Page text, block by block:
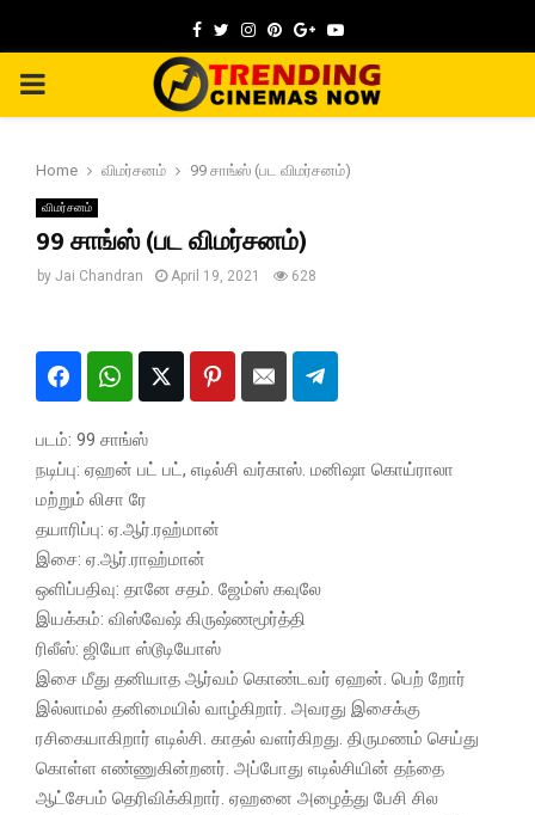
Facebook
TwitterInstagram
Pinterest
GoogleYoutube
PRIMARY
Home விமர்சனம் 99 சாங்ஸ் (பட விமர்சனம்)
விமர்சனம்
99 சாங்ஸ் (பட விமர்சனம்)
by Jai Chandran April 19, 2021 628
படம்: 99 சாங்ஸ்
நடிப்பு: ஏஹன் பட் பட், எடில்சி வர்காஸ். மனிஷா கொய்ராலா
மற்றும் லிசா ரே
தயாரிப்பு: ஏ.ஆர்.ரஹ்மான்
இசை: ஏ.ஆர்.ராஹ்மான்
ஒளிப்பதிவு: தானே சதம். ஜேம்ஸ் கவுலே
இயக்கம்: விஸ்வேஷ் கிருஷ்ணமூர்த்தி
ரிலீஸ்: ஜியோ ஸ்டூடியோஸ்
இசை மீது தனியாத ஆர்வம் கொண்டவர் ஏஹன். பெற் றோர்
இல்லாமல் தனிமையில் வாழ்கிறார். அவரது இசைக்கு
ரசிகையாகிறார் எடில்சி. காதல் வளர்கிறது. திருமணம் செய்து
கொள்ள எண்ணுகின்றனர். அப்போது எடில்சியின் தந்தை
ஆட்சேபம் தெரிவிக்கிறார். ஏஹனை அழைத்து பேசி சில